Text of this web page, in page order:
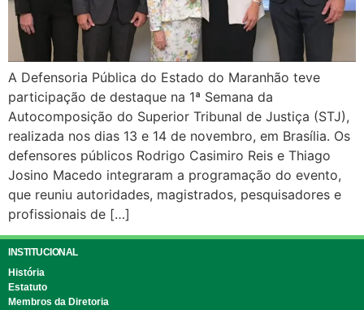
A Defensoria Pública do Estado do Maranhão teve
participação de destaque na 1ª Semana da
Autocomposição do Superior Tribunal de Justiça (STJ),
realizada nos dias 13 e 14 de novembro, em Brasília. Os
defensores públicos Rodrigo Casimiro Reis e Thiago
Josino Macedo integraram a programação do evento,
que reuniu autoridades, magistrados, pesquisadores e
profissionais de […]
INSTITUCIONAL
História
Estatuto
Membros da Diretoria